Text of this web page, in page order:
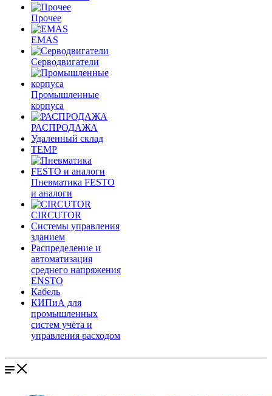
Прочее
EMAS
Cерводвигатели
Промышленные
корпуса
РАСПРОДАЖА
Удаленный склад
TEMP
Пневматика FESTO
и аналоги
CIRCUTOR
Системы управления
зданием
Распределение и
автоматизация
среднего напряжения
ENSTO
Кабель
КИПиА для
промышленных
систем учёта и
управления расходом